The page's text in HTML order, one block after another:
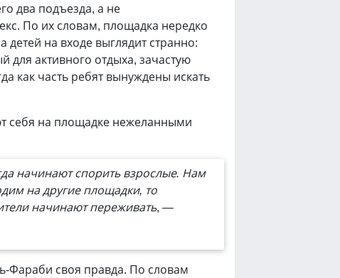
два подъезда, а не
По их словам, площадка нередко
детей на входе выглядит странно:
для активного отдыха, зачастую
как часть ребят вынуждены искать
себя на площадке нежеланными
начинают спорить взрослые. Нам
на другие площадки, то
начинают переживать, —
Фараби своя правда. По словам